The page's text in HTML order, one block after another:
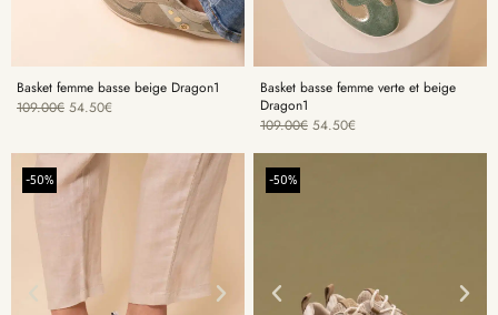
Basket femme basse beige Dragon1
109.00€ 54.50€
Basket basse femme verte et beige
Dragon1
109.00€ 54.50€
-50% -50%